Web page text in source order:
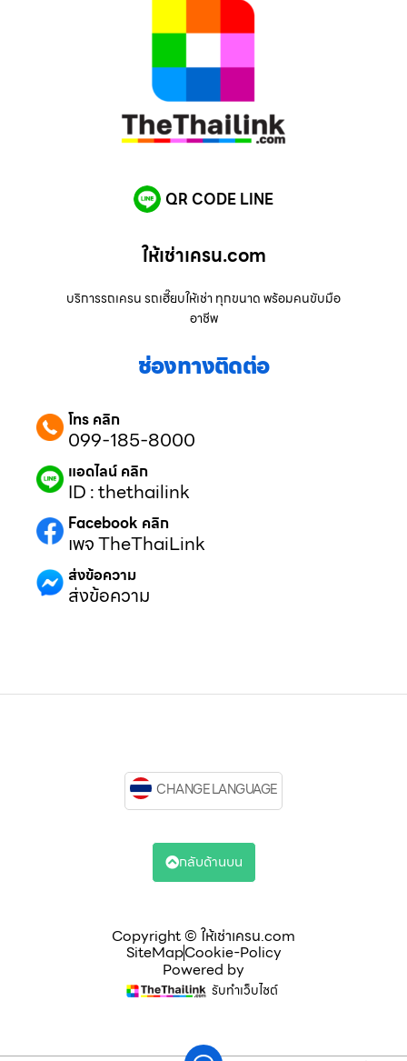
QR CODE LINE
ให้เช่าเครน.com
บริการรถเครน รถเฮี๊ยบให้เช่า ทุกขนาด พร้อมคนขับมือ
อาชีพ
ช่องทางติดต่อ
โทร คลิก
099-185-8000
แอดไลน์ คลิก
ID : thethailink
Facebook คลิก
เพจ TheThaiLink
ส่งข้อความ
ส่งข้อความ
Copyright © ให้เช่าเครน.com
SiteMapCookie-Policy
Powered by
รับทำเว็บไซต์
CHANGE LANGUAGE
กลับด้านบน